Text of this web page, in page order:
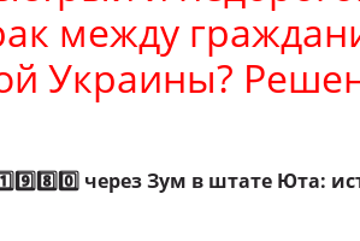
между
Украины?
9️8️0️ через Зум в штате Юта: